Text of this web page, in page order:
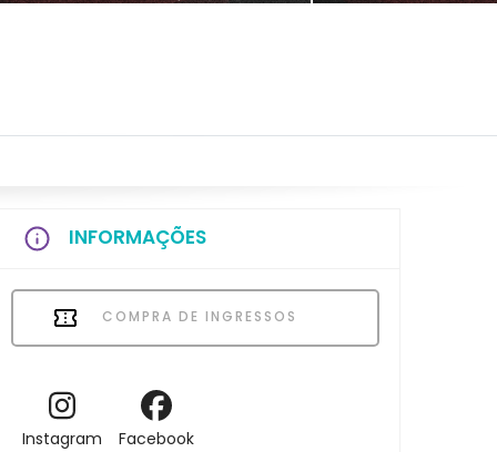
INFORMAÇÕES
COMPRA DE INGRESSOS
Instagram Facebook